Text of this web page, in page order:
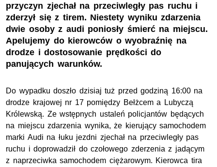
przyczyn zjechał na przeciwległy pas ruchu i
zderzył się z tirem. Niestety wyniku zdarzenia
dwie osoby z audi poniosły śmierć na miejscu.
Apelujemy do kierowców o wyobraźnię na
drodze i dostosowanie prędkości do
panujących warunków.
Do wypadku doszło dzisiaj tuż przed godziną 16:00 na
drodze krajowej nr 17 pomiędzy Bełżcem a Lubyczą
Królewską. Ze wstępnych ustaleń policjantów będących
na miejscu zdarzenia wynika, że kierujący samochodem
marki Audi na łuku jezdni zjechał na przeciwległy pas
ruchu i doprowadził do czołowego zderzenia z jadącym
z naprzeciwka samochodem ciężarowym. Kierowca tira